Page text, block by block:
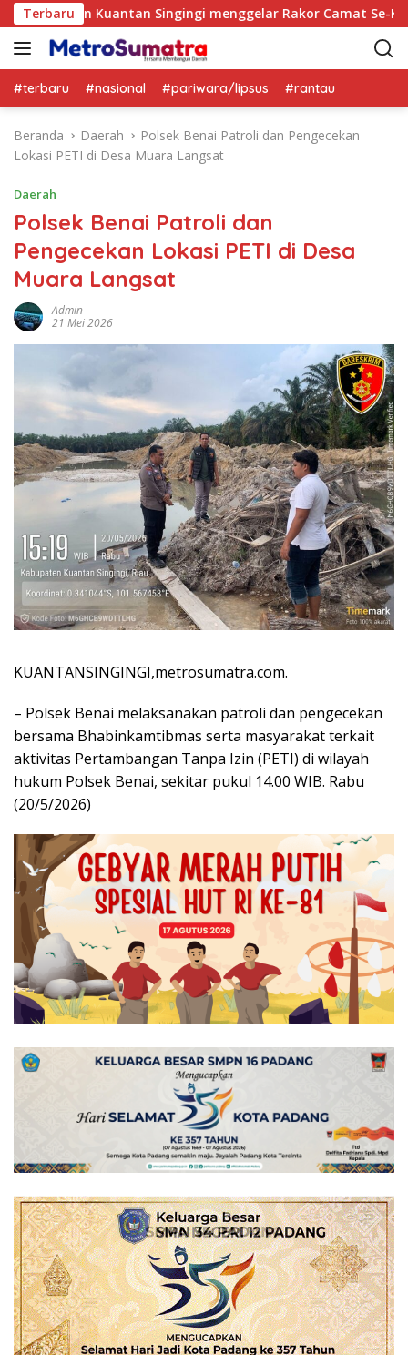
a
g
u
TerbaruKuantan Singingi menggelar Rakor Camat Se-
#terbaru #nasional #pariwara/lipsus #rantau
Beranda Daerah
Polsek Benai Patroli dan Pengecekan
Lokasi PETI di Desa Muara Langsat
Daerah
Polsek Benai Patroli dan
Pengecekan Lokasi PETI di Desa
Muara Langsat
Admin
21 Mei 2026
KUANTANSINGINGI,metrosumatra.com.
– Polsek Benai melaksanakan patroli dan pengecekan
bersama Bhabinkamtibmas serta masyarakat terkait
aktivitas Pertambangan Tanpa Izin (PETI) di wilayah
hukum Polsek Benai, sekitar pukul 14.00 WIB. Rabu
(20/5/2026)